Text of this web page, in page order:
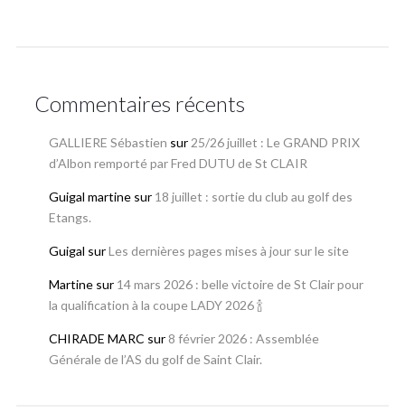
Commentaires récents
GALLIERE Sébastien sur 25/26 juillet : Le GRAND PRIX
d’Albon remporté par Fred DUTU de St CLAIR
Guigal martinesur 18 juillet : sortie du club au golf des
Etangs.
Guigal surLes dernières pages mises à jour sur le site
Martinesur 14 mars 2026 : belle victoire de St Clair pour
la qualification à la coupe LADY 2026 🍾
CHIRADE MARC sur 8 février 2026 : Assemblée
Générale de l’AS du golf de Saint Clair.